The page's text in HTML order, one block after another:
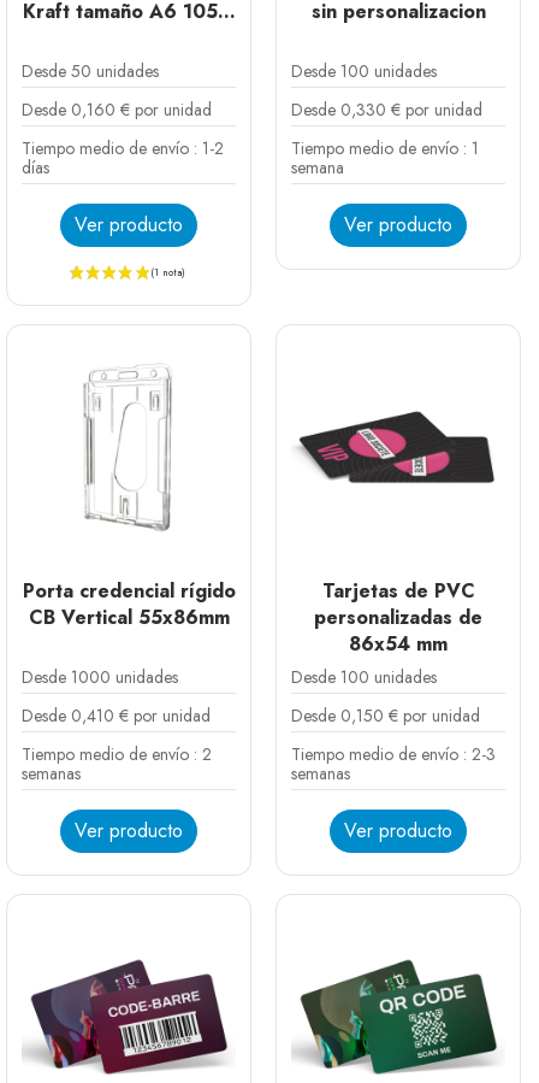
Kraft tamaño A6 105...
Desde 50 unidades
Desde 0,160 € por unidad
Tiempo medio de envío : 1-2
días
Ver producto
sin personalizacion
Desde 100 unidades
Desde 0,330 € por unidad
Tiempo medio de envío : 1
semana
Ver producto
Porta credencial rígido
CB Vertical 55x86mm
Desde 1000 unidades
Desde 0,410 € por unidad
Tiempo medio de envío : 2
semanas
Ver producto
Tarjetas de PVC
personalizadas de
86x54 mm
Desde 100 unidades
Desde 0,150 € por unidad
Tiempo medio de envío : 2-3
semanas
Ver producto